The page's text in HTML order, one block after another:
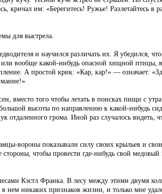
кричал им: «Берегитесь! Ружье! Разлетайтесь
для выстрела.
и научился различать их. Я убедился,
или вообще какой-нибудь опасной хищной
А простой крик: «Кар, кар!» — означает:
вместо того чтобы летать в поисках пищи с
высоты по направлению к какой-нибудь
грома. Иной раз случалось видеть,
вороны показывали силу своих крыльев и
чтобы провести где-нибудь свой
Кэстл Франка. В лесу между этими двумя
никаких признаков жизни, и только мне